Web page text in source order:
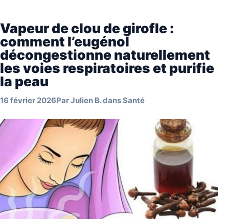
Vapeur de clou de girofle :
comment l’eugénol
décongestionne naturellement
les voies respiratoires et purifie
la peau
16 février 2026ParJulien B.dansSanté